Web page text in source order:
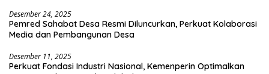
Desember 24, 2025
Pemred Sahabat Desa Resmi Diluncurkan, Perkuat Kolaborasi
Media dan Pembangunan Desa
Desember 11, 2025
Perkuat Fondasi Industri Nasional, Kemenperin Optimalkan